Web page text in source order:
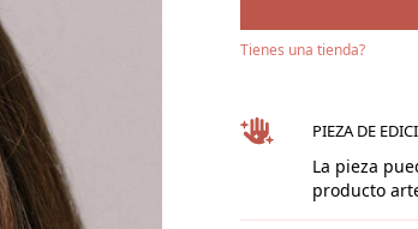
Tienes una tienda?
PIEZA DE
La pieza
producto